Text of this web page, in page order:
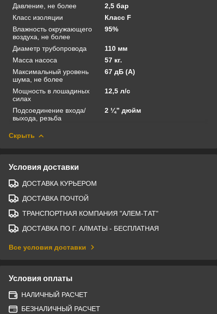
Давление, не более
2,5 бар
Класс изоляции
Класс F
Влажность окружающего
воздуха, не более
95%
Диаметр трубопровода
110 мм
Масса насоса
57 кг.
Максимальный уровень
шума, не более
67 дБ (А)
Мощность в лошадиных
силах
12,5 л/с
Подсоединение входа/
выхода, резьба
2 ¼” дюйм
Скрыть
Условия доставки
ДОСТАВКА КУРЬЕРОМ
ДОСТАВКА ПОЧТОЙ
ТРАНСПОРТНАЯ КОМПАНИЯ "АЛЕМ-ТАТ"
ДОСТАВКА ПО Г. АЛМАТЫ - БЕСПЛАТНАЯ
Все условия доставки
Условия оплаты
НАЛИЧНЫЙ РАСЧЕТ
БЕЗНАЛИЧНЫЙ РАСЧЕТ